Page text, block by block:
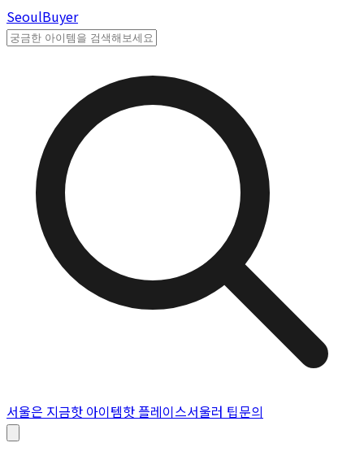
SeoulBuyer
서울은 지금핫 아이템핫 플레이스서울러 팁문의